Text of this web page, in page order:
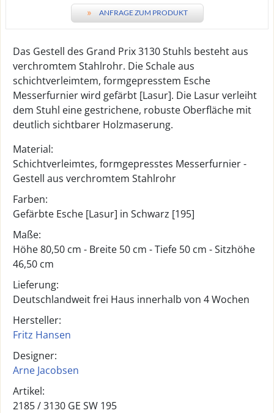
» ANFRAGE ZUM PRODUKT
Das Gestell des Grand Prix 3130 Stuhls besteht aus
verchromtem Stahlrohr. Die Schale aus
schichtverleimtem, formgepresstem Esche
Messerfurnier wird gefärbt [Lasur]. Die Lasur verleiht
dem Stuhl eine gestrichene, robuste Oberfläche mit
deutlich sichtbarer Holzmaserung.
Material:
Schichtverleimtes, formgepresstes Messerfurnier -
Gestell aus verchromtem Stahlrohr
Farben:
Gefärbte Esche [Lasur] in Schwarz [195]
Maße:
Höhe 80,50 cm - Breite 50 cm - Tiefe 50 cm - Sitzhöhe
46,50 cm
Lieferung:
Deutschlandweit frei Haus innerhalb von 4 Wochen
Hersteller:
Fritz Hansen
Designer:
Arne Jacobsen
Artikel:
2185 /3130 GE SW 195